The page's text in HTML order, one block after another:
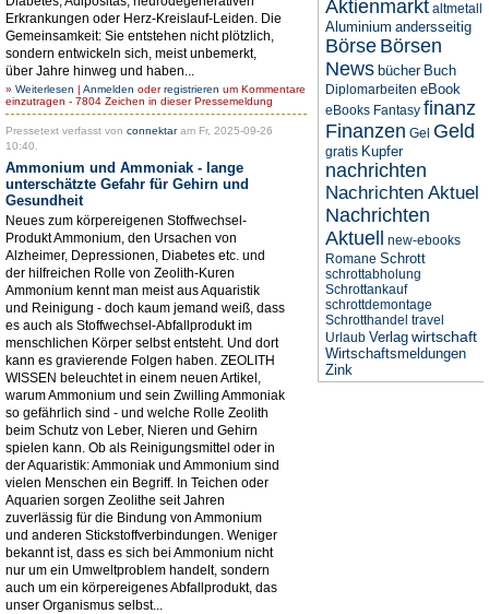
Erkrankungen oder Herz-Kreislauf-Leiden. Die
Gemeinsamkeit: Sie entstehen nicht plötzlich,
sondern entwickeln sich, meist unbemerkt,
über Jahre hinweg und haben...
» Weiterlesen | Anmelden oderregistrieren um Kommentare
einzutragen - 7804 Zeichen in dieser Pressemeldung
Pressetext verfasst von connektaram Fr, 2025-09-26
10:40.
Ammonium und Ammoniak - lange
unterschätzte Gefahr für Gehirn und
Gesundheit
Neues zum körpereigenen Stoffwechsel-
Produkt Ammonium, den Ursachen von
Alzheimer, Depressionen, Diabetes etc. und
der hilfreichen Rolle von Zeolith-Kuren
Ammonium kennt man meist aus Aquaristik
und Reinigung - doch kaum jemand weiß, dass
es auch als Stoffwechsel-Abfallprodukt im
menschlichen Körper selbst entsteht. Und dort
kann es gravierende Folgen haben. ZEOLITH
WISSEN beleuchtet in einem neuen Artikel,
warum Ammonium und sein Zwilling Ammoniak
so gefährlich sind - und welche Rolle Zeolith
beim Schutz von Leber, Nieren und Gehirn
spielen kann. Ob als Reinigungsmittel oder in
der Aquaristik: Ammoniak und Ammonium sind
vielen Menschen ein Begriff. In Teichen oder
Aquarien sorgen Zeolithe seit Jahren
zuverlässig für die Bindung von Ammonium
und anderen Stickstoffverbindungen. Weniger
bekannt ist, dass es sich bei Ammonium nicht
nur um ein Umweltproblem handelt, sondern
auch um ein körpereigenes Abfallprodukt, das
unser Organismus selbst...
Aktienmarkt altmetall
Aluminium andersseitig
Börse Börsen
News bücher Buch
Diplomarbeiten eBook
eBooks Fantasy finanz
Finanzen Gel Geld
gratis Kupfer
nachrichten
Nachrichten Aktuel
Nachrichten
Aktuell
new-ebooks
Romane Schrott
schrottabholung
Schrottankauf
schrottdemontage
Schrotthandel travel
Urlaub Verlag wirtschaft
Wirtschaftsmeldungen
Zink